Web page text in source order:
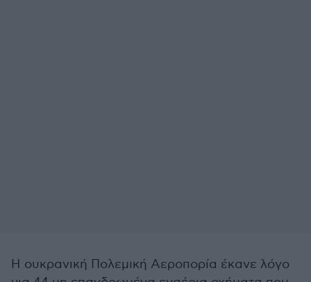
Η ουκρανική Πολεμική Αεροπορία έκανε λόγο